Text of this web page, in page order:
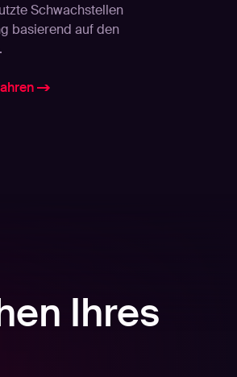
Schwachstellen
basierend auf den
Ihres